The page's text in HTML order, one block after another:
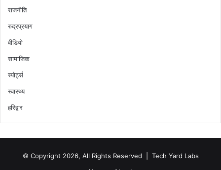
राजनीति
रुद्रप्रयाग
वीडियो
सामाजिक
स्पोर्ट्स
स्वास्थ्य
हरिद्वार
© Copyright 2026, All Rights Reserved | Tech Yard Labs